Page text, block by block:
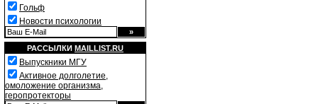
Гольф
Новости психологии
РАССЫЛКИ MAILLIST.RU
Выпускники МГУ
Активное долголетие,
омоложение организма,
геропротекторы